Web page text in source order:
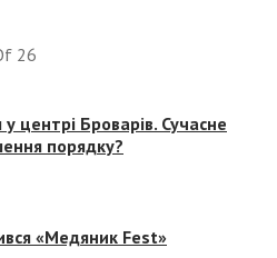
26
центрі Броварів. Сучасне
порядку?
«Медяник Fest»